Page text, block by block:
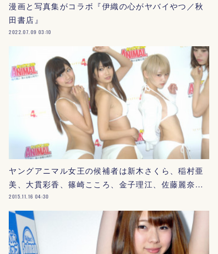
漫画と写真集がコラボ『伊織の心がヤバイやつ／秋
田書店』
2022.07.09 03:10
ヤングアニマル女王の候補者は新木さくら、稲村亜
美、大貫彩香、篠崎こころ、金子理江、佐藤麗奈…
2015.11.16 04:30